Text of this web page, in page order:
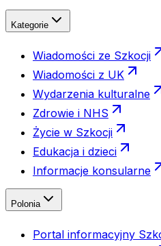
Kategorie
Wiadomości ze Szkocji
Wiadomości z UK
Wydarzenia kulturalne
Zdrowie i NHS
Życie w Szkocji
Edukacja i dzieci
Informacje konsularne
Polonia
Portal informacyjny